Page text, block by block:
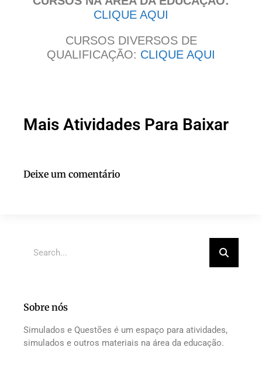
CLIQUE AQUI
CURSOS DIVERSOS DE
QUALIFICAÇÃO: CLIQUE AQUI
Mais Atividades Para Baixar
Deixe um comentário
Sobre nós
Simulados e Questões é um espaço para atividades,
simulados e outros materiais na área da educação.